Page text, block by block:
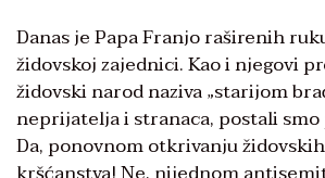
Danas je Papa Franjo raširenih
židovskoj zajednici. Kao i njegovi
židovski narod naziva „starijom
neprijatelja i stranaca, postali
Da, ponovnom otkrivanju